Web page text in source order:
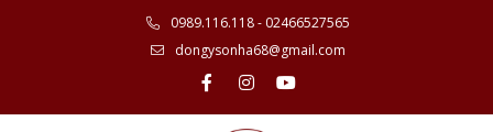
0989.116.118 - 02466527565
dongysonha68@gmail.com